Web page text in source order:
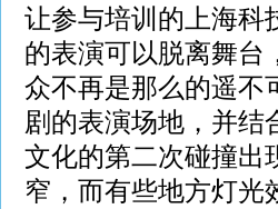
让参与培训的上海科
的表演可以脱离舞台
众不再是那么的遥不
剧的表演场地，并结
文化的第二次碰撞出
窄，而有些地方灯光